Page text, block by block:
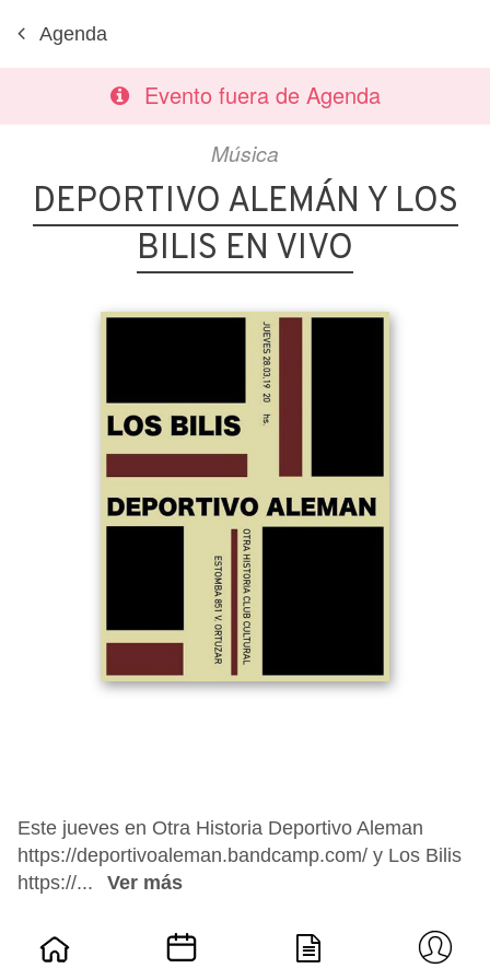
Agenda
Evento fuera de Agenda
Música
DEPORTIVO ALEMÁN Y LOS
BILIS EN VIVO
Este jueves en Otra Historia Deportivo Aleman
https://deportivoaleman.bandcamp.com/ y Los Bilis
https://...
Ver más